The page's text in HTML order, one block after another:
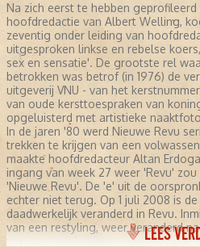
Na zich eerst te hebben
hoofdredactie van Albert Welling,
zeventig onder leiding van
uitgesproken linkse en rebelse
sex en sensatie'. De grootste rel
betrokken was betrof (in 1976) de
uitgeverij VNU - van het
van oude kersttoespraken van
opgeluisterd met artistieke
In de jaren '80 werd Nieuwe Revu
trekken te krijgen van een
maakte hoofdredacteur Altan
ingang van week 27 weer 'Revu'
'Nieuwe Revu'. De 'e' uit de
echter niet terug. Op 1 juli 2008 is
daadwerkelijk veranderd in Revu.
van een restyling, weer veranderd
LEES